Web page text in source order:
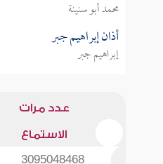
محمد أبو سنينة
أذان إبراهيم جبر
إبراهيم جبر
عدد مرات
الاستماع
3095048468